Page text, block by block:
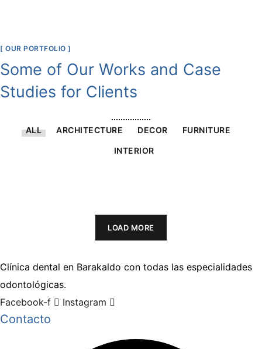
[ OUR PORTFOLIO ]
Some of Our Works and Case
Studies for Clients
ALL ARCHITECTURE DECOR FURNITURE
INTERIOR
LOAD MORE
Clínica dental en Barakaldo con todas las especialidades
odontológicas.
Facebook-f
Instagram
Contacto